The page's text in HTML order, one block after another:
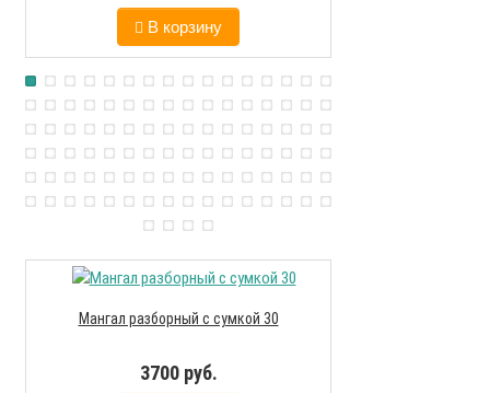
В корзину
Мангал разборный с сумкой 30
3700 руб.